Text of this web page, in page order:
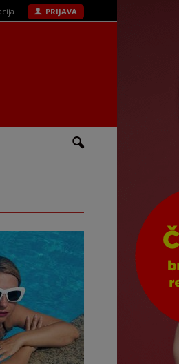
PRIJAVA